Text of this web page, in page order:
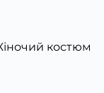
костюм